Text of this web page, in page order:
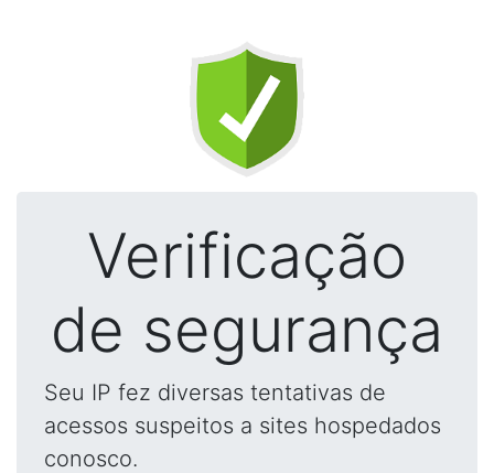
Verificação
de segurança
Seu IP fez diversas tentativas de
acessos suspeitos a sites hospedados
conosco.